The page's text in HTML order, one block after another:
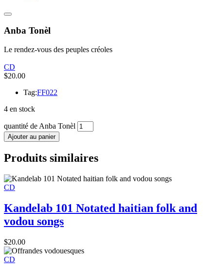
Anba Tonèl
Le rendez-vous des peuples créoles
CD
$20.00
Tag:FF022
4 en stock
quantité de Anba Tonèl
Ajouter au panier
Produits similaires
CD
Kandelab 101 Notated haitian folk and
vodou songs
$20.00
CD